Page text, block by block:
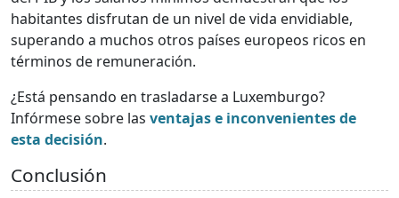
habitantes disfrutan de un nivel de vida envidiable,
superando a muchos otros países europeos ricos en
términos de remuneración.
¿Está pensando en trasladarse a Luxemburgo?
Infórmese sobre las ventajas e inconvenientes de
esta decisión.
Conclusión